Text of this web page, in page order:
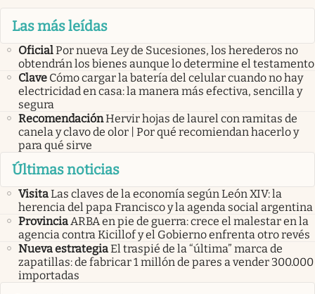
Las más leídas
OficialPor nueva Ley de Sucesiones, los herederos no
obtendrán los bienes aunque lo determine el testamento
Clave Cómo cargar la batería del celular cuando no hay
electricidad en casa: la manera más efectiva, sencilla y
segura
RecomendaciónHervir hojas de laurel con ramitas de
canela y clavo de olor | Por qué recomiendan hacerlo y
para qué sirve
Últimas noticias
VisitaLas claves de la economía según León XIV: la
herencia del papa Francisco y la agenda social argentina
ProvinciaARBA en pie de guerra: crece el malestar en la
agencia contra Kicillof y el Gobierno enfrenta otro revés
Nueva estrategiaEl traspié de la “última” marca de
zapatillas: de fabricar 1 millón de pares a vender 300.000
importadas